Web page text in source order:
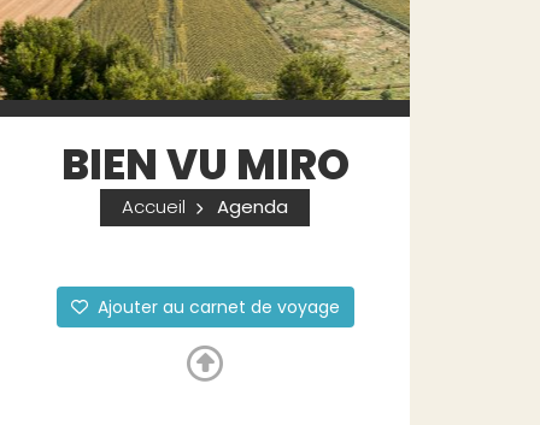
BIEN VU MIRO
Accueil Agenda
Ajouter au carnet de voyage